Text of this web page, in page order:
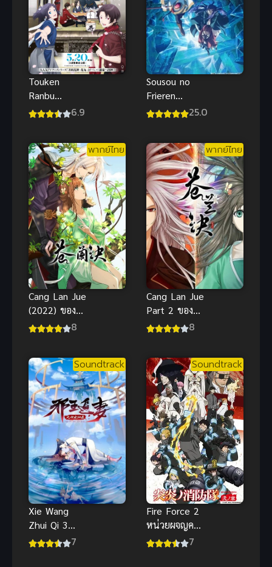
Touken
Ranbu
Hanamaru
นามารุ ซับ
ไทย อนิเมะฮิต
6.9
Sousou no
Frieren
Season 2 25.0
พากย์ไทย
Cang Lan Jue
(2022) ของรัก
ของข้า(จบ8
พากย์ไทย
Cang Lan Jue
Part 2 ของรัก
ของข้า พาร์ท
8
Soundtrack
Xie Wang
Zhui Qi 3
(2020)
7
Soundtrack
Fire Force 2
หน่วยผจญคน
ไฟลุก ภาค 2
7